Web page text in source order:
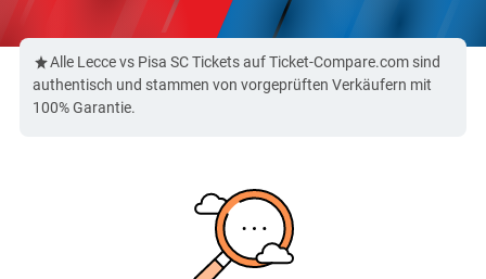
Alle Lecce vs Pisa SC Tickets auf Ticket-Compare.com sind
authentisch und stammen von vorgeprüften Verkäufern mit
100% Garantie.